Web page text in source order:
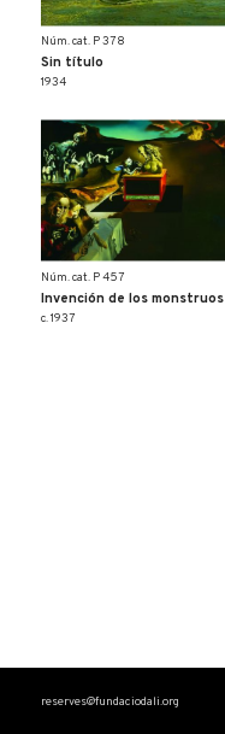
Núm. cat. P 378
Sin título
1934
Núm. cat. P 457
Invención de los monstruos
c. 1937
reserves@fundaciodali.org